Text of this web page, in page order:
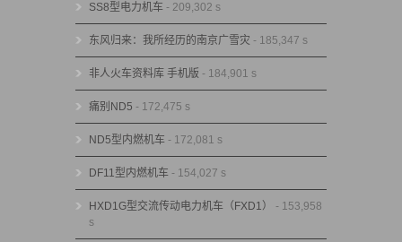
SS8型电力机车 - 209,302 s
东风归来：我所经历的南京广雪灾 - 185,347 s
非人火车资料库 手机版 - 184,901 s
痛别ND5 - 172,475 s
ND5型内燃机车 - 172,081 s
DF11型内燃机车 - 154,027 s
HXD1G型交流传动电力机车（FXD1）
- 153,958
s